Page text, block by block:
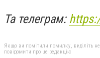
Та телеграм:
Якщо ви помітили помилку, виділіть
повідомити про це редакцію